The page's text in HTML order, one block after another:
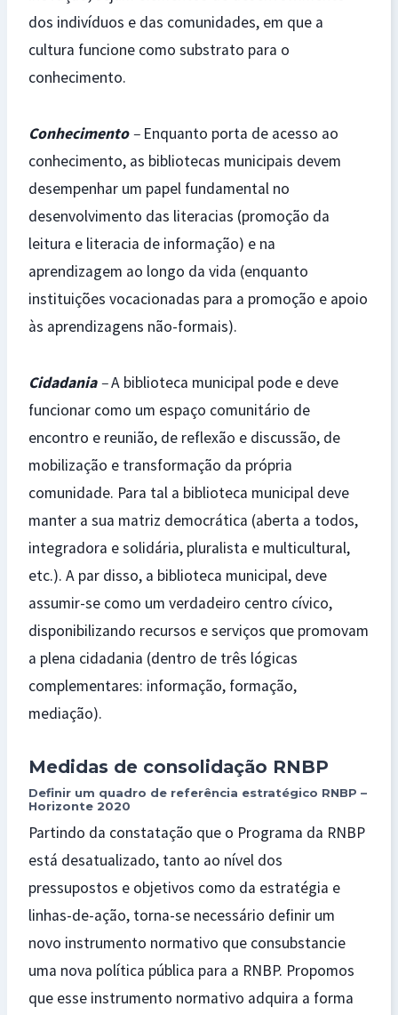
dos indivíduos e das comunidades, em que a
cultura funcione como substrato para o
conhecimento.
Conhecimento– Enquanto porta de acesso ao
conhecimento, as bibliotecas municipais devem
desempenhar um papel fundamental no
desenvolvimento das literacias (promoção da
leitura e literacia de informação) e na
aprendizagem ao longo da vida (enquanto
instituições vocacionadas para a promoção e apoio
às aprendizagens não-formais).
Cidadania–A biblioteca municipal pode e deve
funcionar como um espaço comunitário de
encontro e reunião, de reflexão e discussão, de
mobilização e transformação da própria
comunidade. Para tal a biblioteca municipal deve
manter a sua matriz democrática (aberta a todos,
integradora e solidária, pluralista e multicultural,
etc.). A par disso, a biblioteca municipal, deve
assumir-se como um verdadeiro centro cívico,
disponibilizando recursos e serviços que promovam
a plena cidadania (dentro de três lógicas
complementares: informação, formação,
mediação).
Medidas de consolidação RNBP
Definir um quadro de referência estratégico RNBP –
Horizonte 2020
Partindo da constatação que o Programa da RNBP
está desatualizado, tanto ao nível dos
pressupostos e objetivos como da estratégia e
linhas-de-ação, torna-se necessário definir um
novo instrumento normativo que consubstancie
uma nova política pública para a RNBP. Propomos
que esse instrumento normativo adquira a forma